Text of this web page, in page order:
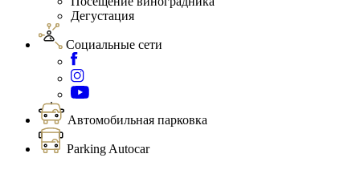
Дегустация
Социальные сети
Автомобильная парковка
Parking Autocar